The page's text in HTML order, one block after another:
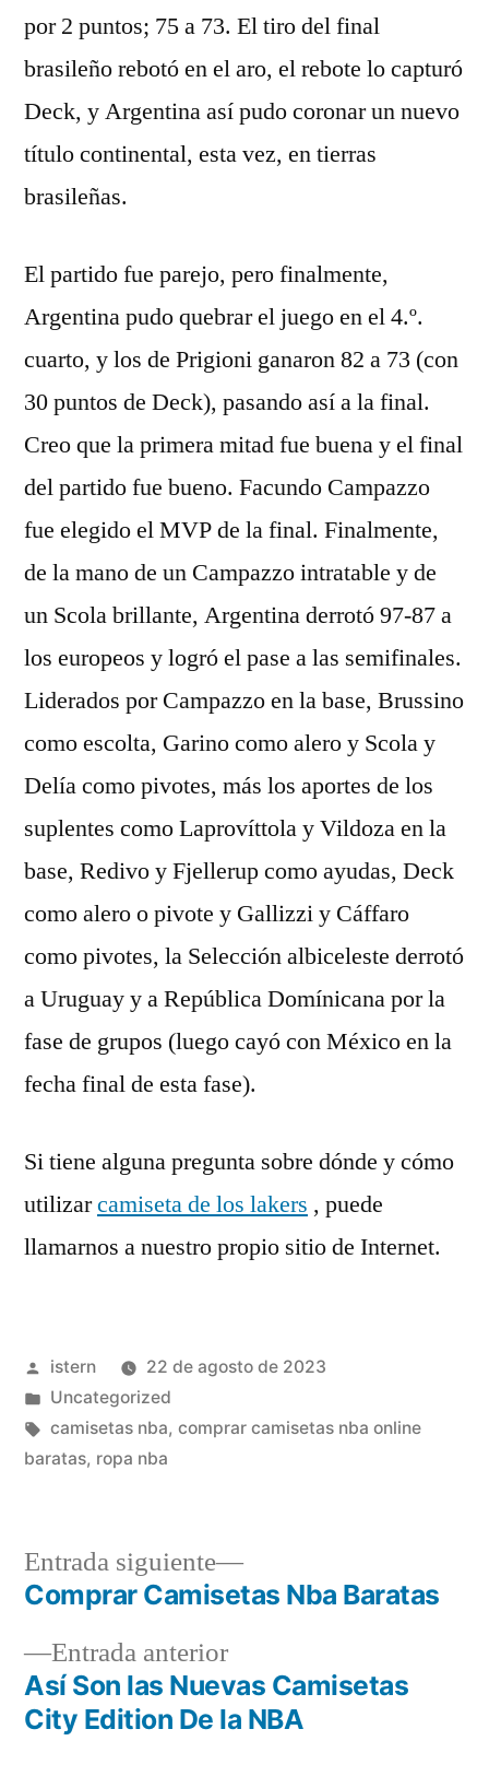
por 2 puntos; 75 a 73. El tiro del final
brasileño rebotó en el aro, el rebote lo capturó
Deck, y Argentina así pudo coronar un nuevo
título continental, esta vez, en tierras
brasileñas.
El partido fue parejo, pero finalmente,
Argentina pudo quebrar el juego en el 4.º.
cuarto, y los de Prigioni ganaron 82 a 73 (con
30 puntos de Deck), pasando así a la final.
Creo que la primera mitad fue buena y el final
del partido fue bueno. Facundo Campazzo
fue elegido el MVP de la final. Finalmente,
de la mano de un Campazzo intratable y de
un Scola brillante, Argentina derrotó 97-87 a
los europeos y logró el pase a las semifinales.
Liderados por Campazzo en la base, Brussino
como escolta, Garino como alero y Scola y
Delía como pivotes, más los aportes de los
suplentes como Laprovíttola y Vildoza en la
base, Redivo y Fjellerup como ayudas, Deck
como alero o pivote y Gallizzi y Cáffaro
como pivotes, la Selección albiceleste derrotó
a Uruguay y a República Domínicana por la
fase de grupos (luego cayó con México en la
fecha final de esta fase).
Si tiene alguna pregunta sobre dónde y cómo
utilizarcamiseta de los lakers , puede
llamarnos a nuestro propio sitio de Internet.
Publicado
por
istern
22 de agosto de 2023
Publicado
en
Uncategorized
Etiquetas:
camisetas nba, comprar camisetas nba online
baratas, ropa nba
Navegación
de
entradas
Entrada anteriorEntrada
anterior:
Así Son las Nuevas Camisetas
City Edition De la NBA
Entrada siguiente
Entrada
siguiente:
Comprar Camisetas Nba Baratas